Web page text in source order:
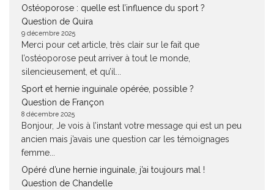
Ostéoporose : quelle est l’influence du sport ?
Question de Quira
9 décembre 2025
Merci pour cet article, très clair sur le fait que
l’ostéoporose peut arriver à tout le monde,
silencieusement, et qu’il...
Sport et hernie inguinale opérée, possible ?
Question de Françon
8 décembre 2025
Bonjour, Je vois à l’instant votre message qui est un peu
ancien mais j’avais une question car les témoignages
femme...
Opéré d’une hernie inguinale, j’ai toujours mal !
Question de Chandelle